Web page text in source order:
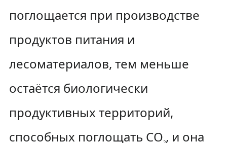
поглощается при производстве
продуктов питания и
лесоматериалов, тем меньше
остаётся биологически
продуктивных территорий,
способных поглощать CO, и она